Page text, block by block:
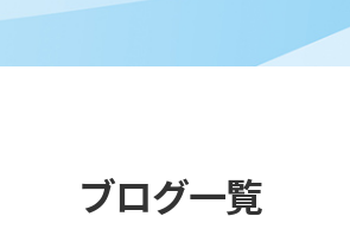
ブログ一覧